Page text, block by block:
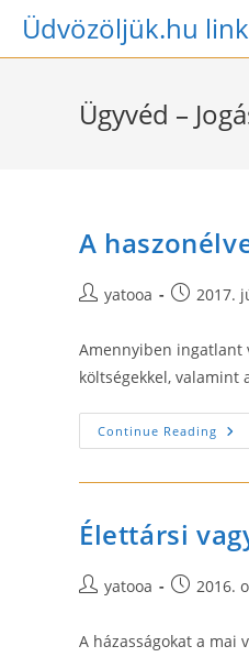
SkipÜdvözöljük.hu
Ügyvéd –
A
Postyatooa
Post2017.
Amennyiben ingatlant
költségekkel, valamint
Continue Reading
Mit
Élettársi
Postyatooa
Post2016.
A házasságokat a mai